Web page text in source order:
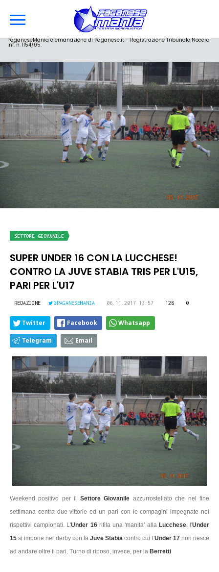
PaganeseMania è emanazione di Paganese.it - Registrazione Tribunale Nocera
Inf. n. 1154/05.
SETTORE GIOVANILE
SUPER UNDER 16 CON LA LUCCHESE!
CONTRO LA JUVE STABIA TRIS PER L'U15,
PARI PER L'U17
REDAZIONE @PAGANESEMANIA 06.11.2017 13:57 128 0
Twitter Facebook Whatsapp
Telegram Email
Weekend positivo per il Settore Giovanile azzurrostellato che nel fine
settimana centra due vittorie ed un pari con le compagini impegnate nei
rispettivi campionati. L'Under 16rifila una 'manita' alla Lucchese, l'Under
15 si impone nel derby con la Juve Stabia contro cui l'Under 17non riesce
ad andare oltre il pari. Turno di riposo, invece, per la Berretti